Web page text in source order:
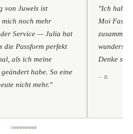
von Juwels ist
mich noch mehr
Service — Julia hat
die Passform perfekt
als ich meine
habe. So eine
nicht mehr."
"Ich habe
Moi
Denke
— B.